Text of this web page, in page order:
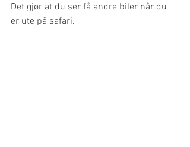
Det gjør at du ser få andre biler når du
er ute på safari.